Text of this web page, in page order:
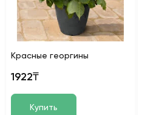
Красные георгины
1922₸
Купить